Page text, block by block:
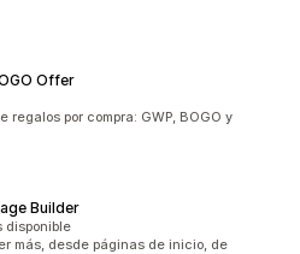
Offer
por compra: GWP, BOGO y
Builder
disponible
más, desde páginas de inicio, de